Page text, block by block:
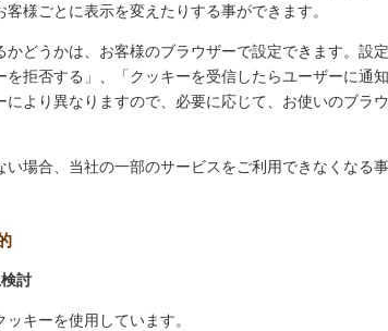
様ごとに表示を変えたりする事ができます。
かどうかは、お客様のブラウザーで設定できます。設
を拒否する」、「クッキーを受信したらユーザーに通
により異なりますので、必要に応じて、お使いのブラ
場合、当社の一部のサービスをご利用できなくなる
討
キーを使用しています。